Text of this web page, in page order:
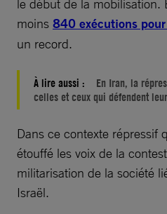
le début de la
moins 840 exécutions
un record.
À lire aussi :
En Iran, la
celles et ceux qui défendent
Dans ce contexte répressif
étouffé les voix de la
militarisation de la société
Israël.